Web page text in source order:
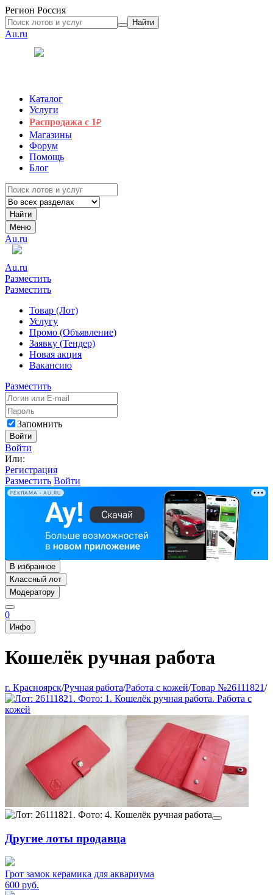
Регион Россия
Найти
Au.ru
Каталог
Услуги
Распродажа с 1₽
Магазины
Форум
Помощь
Блог
Найти
Меню
Au.ru
Au.ru
Разместить
Разместить
Товар (Лот)
Услугу
Промо (Объявление)
Заявку (Тендер)
Новая акция
Вакансию
Разместить
Запомнить
Войти
Войти
Или:
Регистрация
Разместить Войти
РЕКЛАМА • AU.RU
В избранное
Классный лот
Модератору
0
Инфо
Кошелёк ручная работа
г. Красноярск/Ручная работа/Работа с кожей/Товар №26111821/
Другие лоты продавца
Грот замок керамика для аквариума
600 руб.